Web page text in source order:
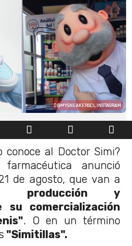
@MYSNEAKERSCL INSTAGRAM
conoce al Doctor Simi?
anunció
de agosto, que van a
y
su comercialización
. O en un término
"Simitillas".